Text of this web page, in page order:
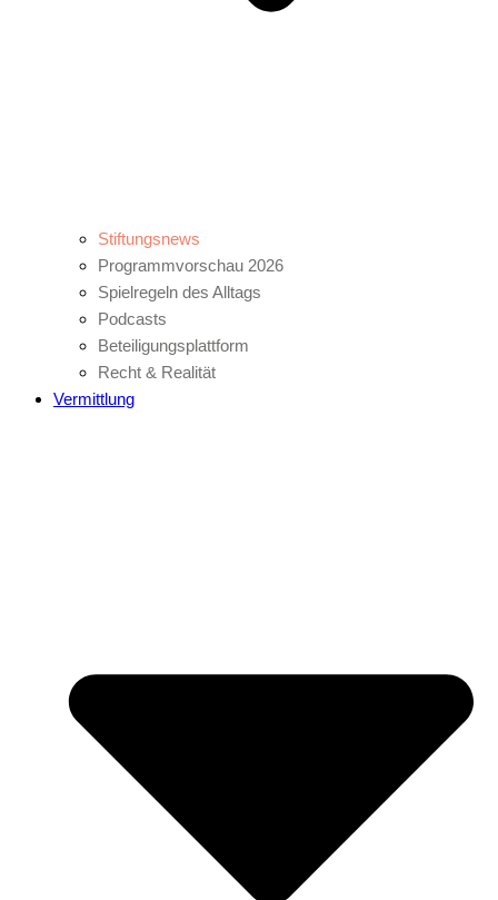
Stiftungsnews
Programmvorschau 2026
Spielregeln des Alltags
Podcasts
Beteiligungsplattform
Recht & Realität
Vermittlung